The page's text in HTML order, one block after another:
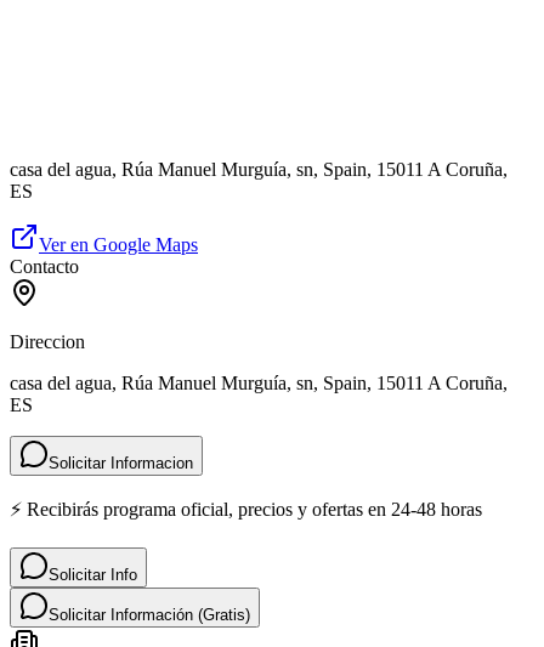
casa del agua, Rúa Manuel Murguía, sn, Spain, 15011 A Coruña,
ES
Ver en Google Maps
Contacto
Direccion
casa del agua, Rúa Manuel Murguía, sn, Spain, 15011 A Coruña,
ES
Solicitar Informacion
⚡ Recibirás programa oficial, precios y ofertas en 24-48 horas
Solicitar Info
Solicitar Información (Gratis)